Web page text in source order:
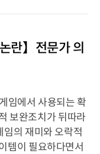
란】전문가 의
임에서 사용되는 확
보완조치가 뒤따라
임의 재미와 오락적
템이 필요하다면서